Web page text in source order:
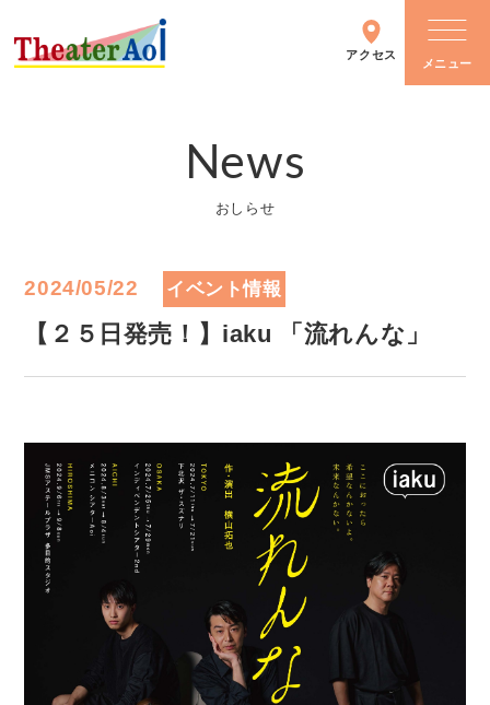
シアターについて
主催イベント
チケット
貸館情報
よくあるご質問
アクセス
News
おしらせ
2024/05/22 イベント情報
【２５日発売！】iaku 「流れんな」